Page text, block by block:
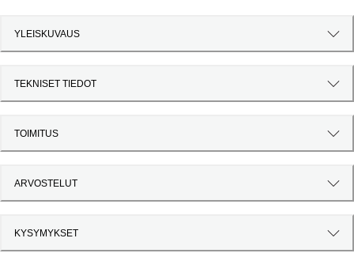
YLEISKUVAUS
TEKNISET TIEDOT
TOIMITUS
ARVOSTELUT
KYSYMYKSET